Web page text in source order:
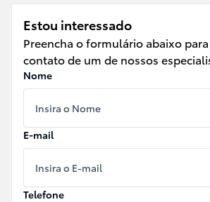
Estou interessado
Preencha o formulário abaixo
contato de um de nossos
Nome
E-mail
Telefone